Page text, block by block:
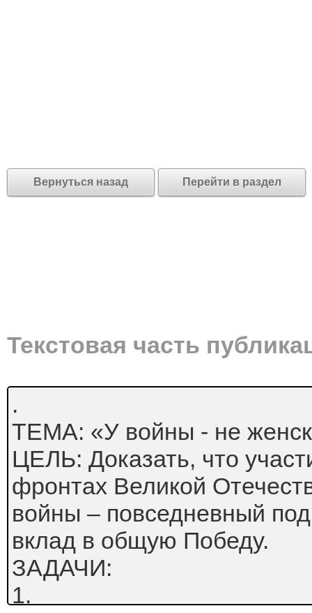
Вернуться назад Перейти в раздел
Текстовая часть
.
ТЕМА: «У войны - не
ЦЕЛЬ: Доказать, что
фронтах Великой
войны – повседневный
вклад в общую Победу.
ЗАДАЧИ:
1.